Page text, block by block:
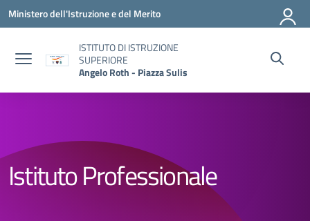
Vai ai contenuti
Vai al menu di navigazione
Vai al footer
Ministero dell'Istruzione e del Merito
ISTITUTO DI ISTRUZIONE
SUPERIORE
Angelo Roth - Piazza Sulis
Istituto Professionale